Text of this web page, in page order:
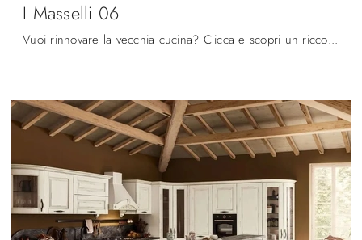
I Masselli 06
Vuoi rinnovare la vecchia cucina? Clicca e scopri un ricco catalogo di soluzioni classiche con penisola: I Masselli 06 ti sta aspettando!